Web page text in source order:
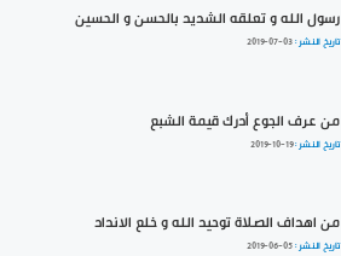
رسول الله و تعلقه الشديد بالحسن و الحسين
تاريخ النشر :2019-07-03
من عرف الجوع أدرك قيمة الشبع
تاريخ النشر :2019-10-19
من اهداف الصلاة توحيد الله و خلع الانداد
تاريخ النشر :2019-06-05